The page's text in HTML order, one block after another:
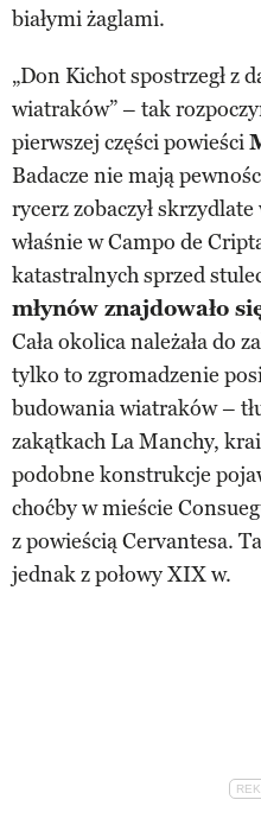
białymi żaglami.
„Don Kichot spostrzegł z
wiatraków” – tak
pierwszej części powieści
Badacze nie mają
rycerz zobaczył
właśnie w Campo de
katastralnych sprzed
młynów znajdowało
Cała okolica należała do
tylko to zgromadzenie
budowania wiatraków –
zakątkach La Manchy,
podobne konstrukcje
choćby w mieście
z powieścią Cervantesa.
jednak z połowy XIX w.